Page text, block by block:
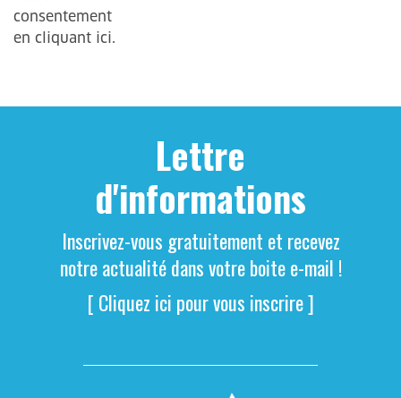
Lettre
d'informations
Inscrivez-vous gratuitement et recevez
notre actualité dans votre boite e-mail !
[ Cliquez ici pour vous inscrire ]